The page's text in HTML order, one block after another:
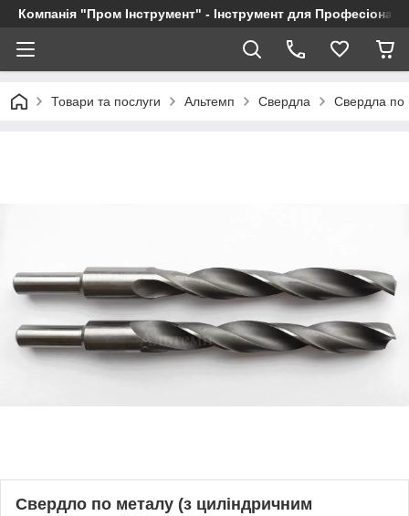
Компанія "Пром Інструмент" - Інструмент для
Товари та послуги Альтемп Свердла Свердла по
Свердло по металу (з циліндричним